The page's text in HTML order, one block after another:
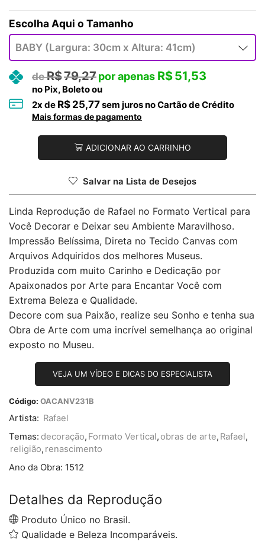
Tamanho
R$79,27 R$51,53
no Pix, Boleto ou
2x de R$ 25,77sem juros no Cartão de Crédito
Mais formas de pagamento
ADICIONAR AO CARRINHO
Salvar na Lista de Desejos
Linda Reprodução de Rafael no Formato Vertical para
Você Decorar e Deixar seu Ambiente Maravilhoso.
Impressão Belíssima, Direta no Tecido Canvas com
Arquivos Adquiridos dos melhores Museus.
Produzida com muito Carinho e Dedicação por
Apaixonados por Arte para Encantar Você com
Extrema Beleza e Qualidade.
Decore com sua Paixão, realize seu Sonho e tenha sua
Obra de Arte com uma incrível semelhança ao original
exposto no Museu.
VEJA UM VÍDEO E DICAS DO ESPECIALISTA
Código: OACANV231B
Artista: Rafael
Temas: decoração, Formato Vertical, obras de arte, Rafael,
religião, renascimento
Ano da Obra: 1512
Detalhes da Reprodução
Produto Único no Brasil.
Qualidade e Beleza Incomparáveis.